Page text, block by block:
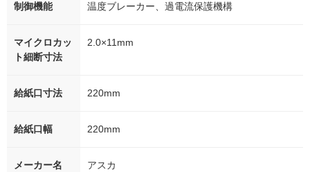
制御機能 温度ブレーカー、過電流保護機構
マイクロカッ
ト細断寸法
2.0×11mm
給紙口寸法 220mm
給紙口幅 220mm
メーカー名 アスカ